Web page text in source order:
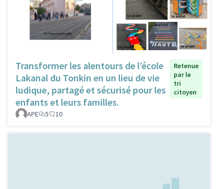
Transformer les alentours de l’école
Lakanal du Tonkin en un lieu de vie
ludique, partagé et sécurisé pour les
enfants et leurs familles.
Retenue
par le
tri
citoyen
APE 5 10